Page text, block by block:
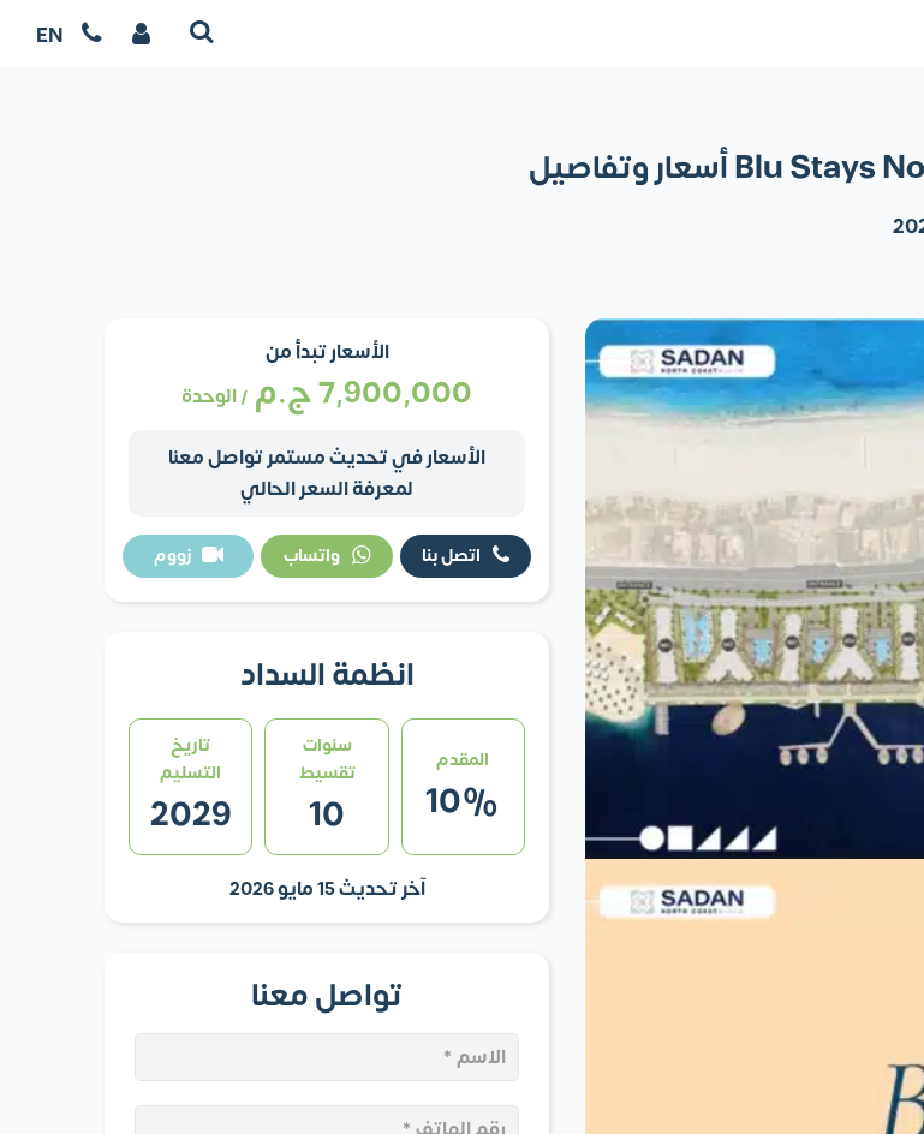
EN
الأسعار تبدأ من
7,900,000ج.م / الوحدة
الأسعار في تحديث مستمر تواصل معنا
لمعرفة السعر الحالي
اتصل بنا واتساب زووم
انظمة السداد
المقدم
10%
سنوات
تقسيط
10
تاريخ
التسليم
2029
آخر تحديث 15 مايو 2026
تواصل معنا